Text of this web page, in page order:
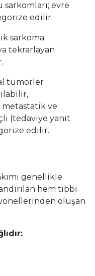
evre
edilir.
sarkoma;
tekrarlayan
tümörler
metastatik ve
(tedaviye yanıt
edilir.
genellikle
hem tıbbi
oluşan